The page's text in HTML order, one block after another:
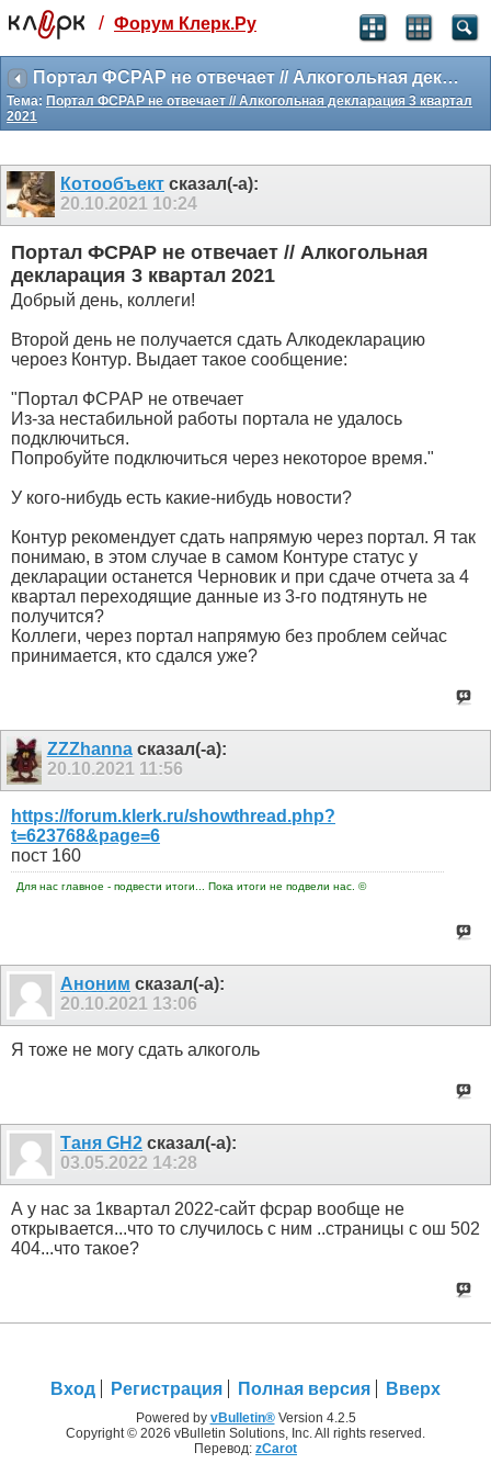
Святые угодники, Клерк без рекламы
прекрасен:)
месяц
99 ₽
259 ₽
-10%
полгода
499
-15%
Отмена Оплатить
/ Форум Клерк.Ру
Портал ФСРАР не отвечает // Алкогольная декларация 3 квартал 2021
Тема: Портал ФСРАР не отвечает // Алкогольная декларация 3 квартал
2021
Котообъект сказал(-а):
20.10.2021 10:24
Портал ФСРАР не отвечает // Алкогольная
декларация 3 квартал 2021
Добрый день, коллеги!
Второй день не получается сдать Алкодекларацию
чероез Контур. Выдает такое сообщение:
"Портал ФСРАР не отвечает
Из-за нестабильной работы портала не удалось
подключиться.
Попробуйте подключиться через некоторое время."
У кого-нибудь есть какие-нибудь новости?
Контур рекомендует сдать напрямую через портал. Я так
понимаю, в этом случае в самом Контуре статус у
декларации останется Черновик и при сдаче отчета за 4
квартал переходящие данные из 3-го подтянуть не
получится?
Коллеги, через портал напрямую без проблем сейчас
принимается, кто сдался уже?
ZZZhannaсказал(-а):
20.10.2021 11:56
https://forum.klerk.ru/showthread.php?
t=623768&page=6
пост 160
Для нас главное - подвести итоги... Пока итоги не подвели нас. ©
Аноним сказал(-а):
20.10.2021 13:06
Я тоже не могу сдать алкоголь
Таня GH2 сказал(-а):
03.05.2022 14:28
А у нас за 1квартал 2022-сайт фсрар вообще не
открывается...что то случилось с ним ..страницы с ош 502
404...что такое?
Вход Регистрация Полная версия Вверх
Powered by vBulletin®Version 4.2.5
Copyright © 2026 vBulletin Solutions, Inc. All rights reserved.
Перевод: zCarot